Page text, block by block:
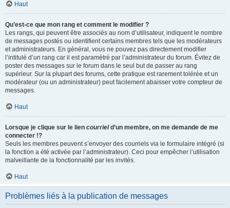
Haut
Qu’est-ce que mon rang et comment le modifier ?
Les rangs, qui peuvent être associés au nom d’utilisateur, indiquent le nombre
de messages postés ou identifient certains membres tels que les modérateurs
et administrateurs. En général, vous ne pouvez pas directement modifier
l’intitulé d’un rang car il est paramétré par l’administrateur du forum. Évitez de
poster des messages sur le forum dans le seul but de passer au rang
supérieur. Sur la plupart des forums, cette pratique est rarement tolérée et un
modérateur (ou un administrateur) peut facilement abaisser votre compteur de
messages.
Haut
Lorsque je clique sur le lien courrield’un membre, on me demande de me
connecter !?
Seuls les membres peuvent s’envoyer des courriels via le formulaire intégré (si
la fonction a été activée par l’administrateur). Ceci pour empêcher l’utilisation
malveillante de la fonctionnalité par les invités.
Haut
Problèmes liés à la publication de messages